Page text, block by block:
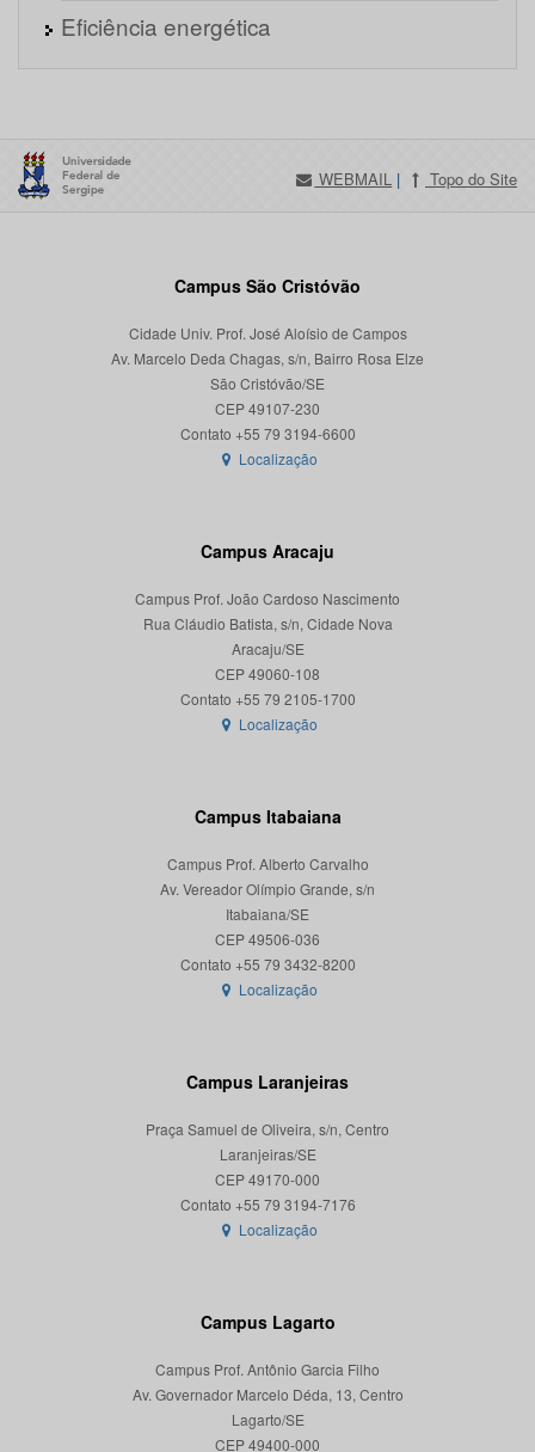
Eficiência energética
WEBMAIL | Topo do Site
Campus São Cristóvão
Cidade Univ. Prof. José Aloísio de Campos
Av. Marcelo Deda Chagas, s/n, Bairro Rosa Elze
São Cristóvão/SE
CEP 49107-230
Localização
Campus Aracaju
Campus Prof. João Cardoso Nascimento
Rua Cláudio Batista, s/n, Cidade Nova
Aracaju/SE
CEP 49060-108
Localização
Campus Itabaiana
Campus Prof. Alberto Carvalho
Av. Vereador Olímpio Grande, s/n
Itabaiana/SE
CEP 49506-036
Localização
Campus Laranjeiras
Praça Samuel de Oliveira, s/n, Centro
Laranjeiras/SE
CEP 49170-000
Localização
Campus Lagarto
Campus Prof. Antônio Garcia Filho
Av. Governador Marcelo Déda, 13, Centro
Lagarto/SE
CEP 49400-000